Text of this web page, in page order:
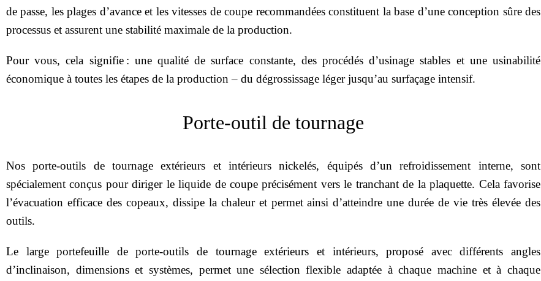
de passe, les plages d’avance et les vitesses de coupe recommandées constituent la base d’une conception sûre des
processus et assurent une stabilité maximale de la production.
Pour vous, cela signifie : une qualité de surface constante, des procédés d’usinage stables et une usinabilité
économique à toutes les étapes de la production – du dégrossissage léger jusqu’au surfaçage intensif.
Porte‑outil de tournage
Nos porte‑outils de tournage extérieurs et intérieurs nickelés, équipés d’un refroidissement interne, sont
spécialement conçus pour diriger le liquide de coupe précisément vers le tranchant de la plaquette. Cela favorise
l’évacuation efficace des copeaux, dissipe la chaleur et permet ainsi d’atteindre une durée de vie très élevée des
outils.
Le large portefeuille de porte‑outils de tournage extérieurs et intérieurs, proposé avec différents angles
d’inclinaison, dimensions et systèmes, permet une sélection flexible adaptée à chaque machine et à chaque